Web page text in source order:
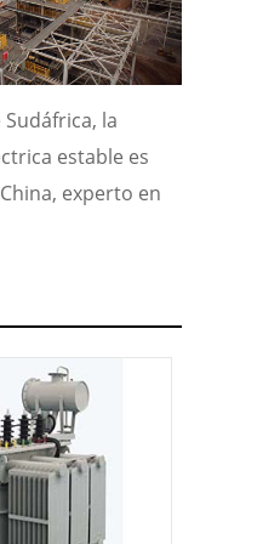
la
estable es
experto en
aislamiento H
IP23 (contra
para
Arcas de